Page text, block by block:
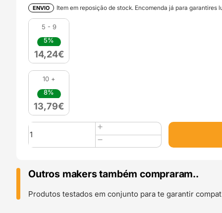
ENVIO Item em reposição de stock. Encomenda já para garantires
5 - 9
5%
14,24€
10 +
8%
13,79€
Quantidade
de
Polyterra
1kg
Black
Outros makers também compraram..
Produtos testados em conjunto para te garantir